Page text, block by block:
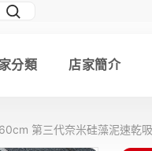
分類 店家簡介
第三代奈米硅藻泥速乾